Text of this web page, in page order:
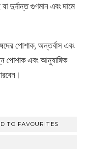
দুর্দান্ত গুণমান এবং দামে
পোশাক, অন্তর্বাস এবং
এবং আনুষাঙ্গিক
TO FAVOURITES